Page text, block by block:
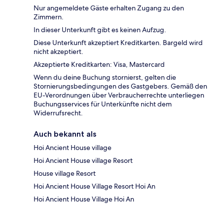
Nur angemeldete Gäste erhalten Zugang zu den
Zimmern.
In dieser Unterkunft gibt es keinen Aufzug.
Diese Unterkunft akzeptiert Kreditkarten. Bargeld wird
nicht akzeptiert.
Akzeptierte Kreditkarten: Visa, Mastercard
Wenn du deine Buchung stornierst, gelten die
Stornierungsbedingungen des Gastgebers. Gemäß den
EU-Verordnungen über Verbraucherrechte unterliegen
Buchungsservices für Unterkünfte nicht dem
Widerrufsrecht.
Auch bekannt als
Hoi Ancient House village
Hoi Ancient House village Resort
House village Resort
Hoi Ancient House Village Resort Hoi An
Hoi Ancient House Village Hoi An